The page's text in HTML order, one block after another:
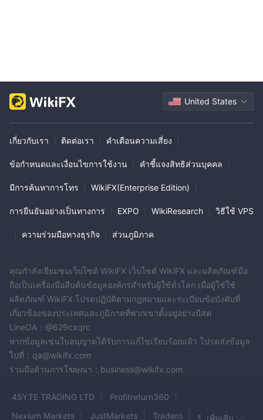
United States
เกี่ยวกับเรา ติดต่อเรา คำเตือนความเสี่ยง
ข้อกำหนดและเงื่อนไขการใช้งาน คำชี้แจงสิทธิส่วนบุคคล
มีการค้นหาการโทร WikiFX(Enterprise Edition)
การยืนยันอย่างเป็นทางการ EXPO WikiResearch วิธีใช้ VPS
ความร่วมมือทางธุรกิจ ส่วนภูมิภาค
คุณกำลังเยี่ยมชมเว็บไซต์ WikiFX เว็บไซต์ WikiFX และผลิตภัณฑ์มือ
ถือเป็นเครื่องมือสืบค้นข้อมูลองค์กรสำหรับผู้ใช้ทั่วโลก เมื่อผู้ใช้ใช้
ผลิตภัณฑ์ WikiFX โปรดปฏิบัติตามกฎหมายและระเบียบข้อบังคับที่
เกี่ยวข้องของประเทศและภูมิภาคที่พวกเขาตั้งอยู่อย่างมีสต
LineOA：@629cxqrc
หากข้อมูลเช่นใบอนุญาตได้รับการแก้ไขเรียบร้อยแล้ว โปรดส่งข้อมูล
ไปที่：qa@wikifx.com
ร่วมมือด้านการโฆษณา：business@wikifx.com
4SYTE TRADING LTD
Profitreturn360
Nexium Markets
JustMarkets Tradero equitiเพิ่มเติม